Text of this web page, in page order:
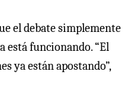
el debate simplemente
está funcionando. “El
ya están apostando”,